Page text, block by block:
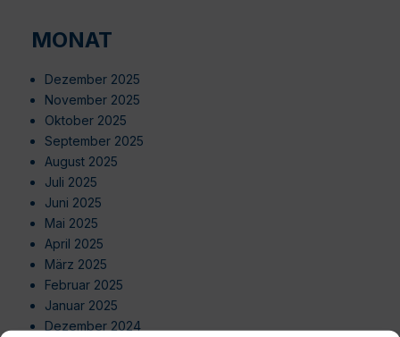
MONAT
Dezember 2025
November 2025
Oktober 2025
September 2025
August 2025
Juli 2025
Juni 2025
Mai 2025
April 2025
März 2025
Februar 2025
Januar 2025
Dezember 2024